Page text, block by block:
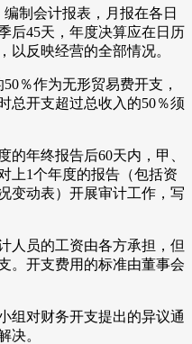
制会计报表，月报在各日
后45天，年度决算应在日历
以反映经营的全部情况。
％作为无形贸易费开支，
总开支超过总收入的50％须
年终报告后60天内，甲、
上1个年度的报告（包括资
变动表）开展审计工作，写
员的工资由各方承担，但
。开支费用的标准由董事会
对财务开支提出的异议通
决。